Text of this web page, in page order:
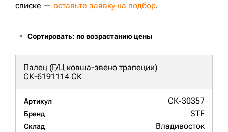
списке — оставьте заявку на подбор.
Сортировать: по возрастанию цены
Палец (Г/Ц ковша-звено трапеции)
СК-6191114 СК
Артикул СК-30357
Бренд STF
Склад Владивосток